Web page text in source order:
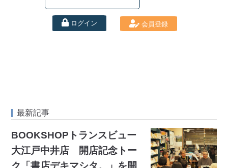
ログイン 会員登録
最新記事
BOOKSHOPトランスビュー
大江戸中井店 開店記念トー
ク「書店デキマシタ。」を開